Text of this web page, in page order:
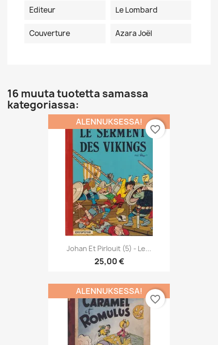
Editeur Le Lombard
Couverture Azara Joël
16 muuta tuotetta samassa
kategoriassa:
Johan Et Pirlouit (5) - Le...
25,00 €
ALENNUKSESSA!
favorite_border
ALENNUKSESSA!
favorite_border